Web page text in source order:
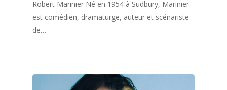
Robert Marinier Né en 1954 à Sudbury, Marinier
est comédien, dramaturge, auteur et scénariste
de…